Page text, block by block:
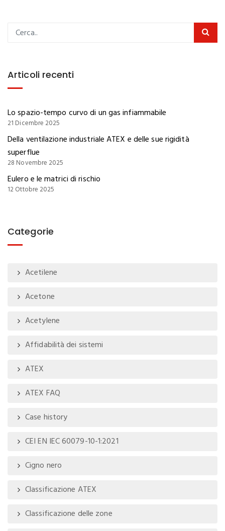
Articoli recenti
Lo spazio-tempo curvo di un gas infiammabile
21 Dicembre 2025
Della ventilazione industriale ATEX e delle sue rigidità
superflue
28 Novembre 2025
Eulero e le matrici di rischio
12 Ottobre 2025
Categorie
Acetilene
Acetone
Acetylene
Affidabilità dei sistemi
ATEX
ATEX FAQ
Case history
CEI EN IEC 60079-10-1:2021
Cigno nero
Classificazione ATEX
Classificazione delle zone